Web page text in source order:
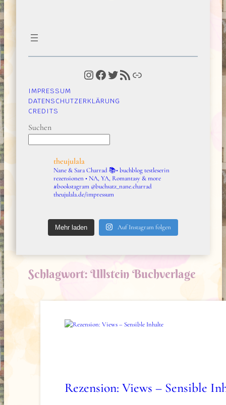
Instagram Facebook Twitter RSS-Feed Link
IMPRESSUM
DATENSCHUTZERKLÄRUNG
CREDITS
Suchen
theujulala
Nane & Sara Charrad📚• buchblog testleserin
rezensionen • NA, YA, Romantasy & more
#bookstagram @buchsatz_nane.charrad
theujulala.de/impressum
Mehr laden Auf Instagram folgen
Schlagwort: Ullstein Buchverlage
Rezension: Views – Sensible